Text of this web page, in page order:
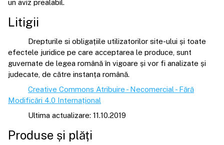
un aviz prealabil.
Litigii
Drepturile si obligațiile utilizatorilor site-ului și toate
efectele juridice pe care acceptarea le produce, sunt
guvernate de legea română în vigoare și vor fi analizate și
judecate, de către instanța română.
Creative Commons Atribuire - Necomercial - Fără
Modificări 4.0 Internațional
Ultima actualizare: 11.10.2019
Produse și plăți